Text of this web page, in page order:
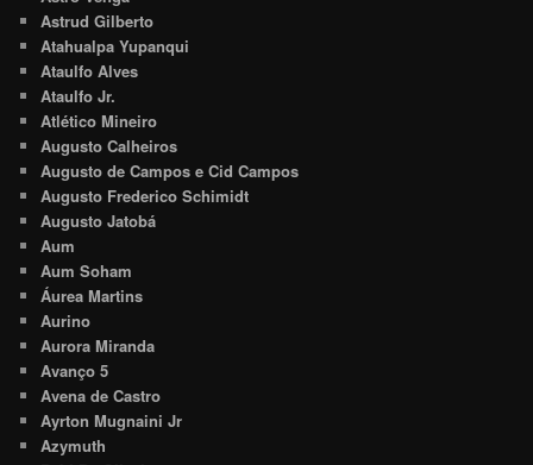
Astrud Gilberto
Atahualpa Yupanqui
Ataulfo Alves
Ataulfo Jr.
Atlético Mineiro
Augusto Calheiros
Augusto de Campos e Cid Campos
Augusto Frederico Schimidt
Augusto Jatobá
Aum
Aum Soham
Áurea Martins
Aurino
Aurora Miranda
Avanço 5
Avena de Castro
Ayrton Mugnaini Jr
Azymuth